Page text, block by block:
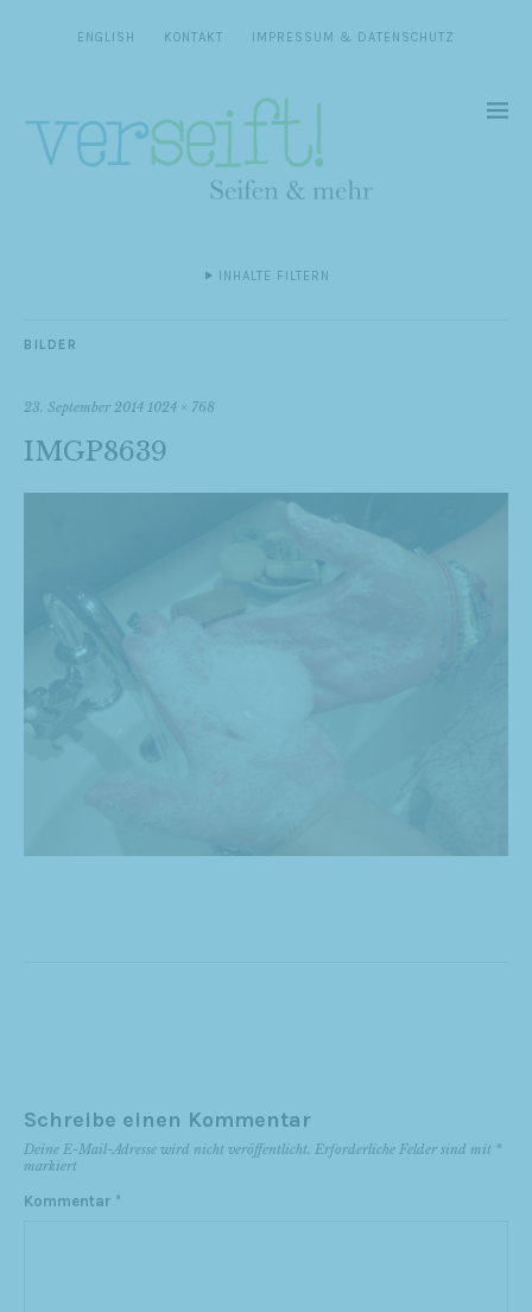
ENGLISH KONTAKT IMPRESSUM & DATENSCHUTZ
INHALTE FILTERN
BILDER
23. September 2014 1024 × 768
IMGP8639
Schreibe einen Kommentar
Deine E-Mail-Adresse wird nicht veröffentlicht. Erforderliche Felder sind mit *
markiert
Kommentar *